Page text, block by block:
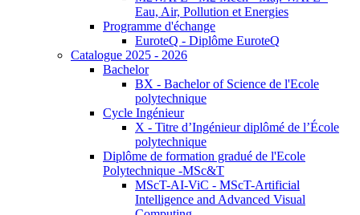
Eau, Air, Pollution et Energies
Programme d'échange
EuroteQ - Diplôme EuroteQ
Catalogue 2025 - 2026
Bachelor
BX - Bachelor of Science de l'Ecole
polytechnique
Cycle Ingénieur
X - Titre d’Ingénieur diplômé de l’École
polytechnique
Diplôme de formation gradué de l'Ecole
Polytechnique -MSc&T
MScT-AI-ViC - MScT-Artificial
Intelligence and Advanced Visual